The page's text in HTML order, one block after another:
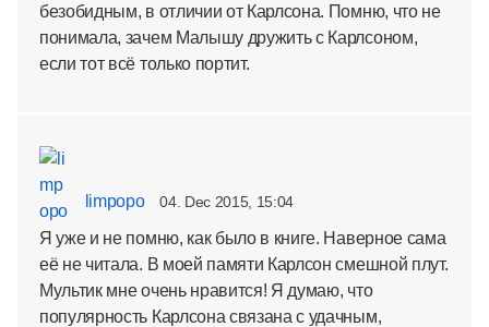
безобидным, в отличии от Карлсона. Помню, что не
понимала, зачем Малышу дружить с Карлсоном,
если тот всё только портит.
limpopo 04. Dec 2015, 15:04
Я уже и не помню, как было в книге. Наверное сама
её не читала. В моей памяти Карлсон смешной плут.
Мультик мне очень нравится! Я думаю, что
популярность Карлсона связана с удачным,